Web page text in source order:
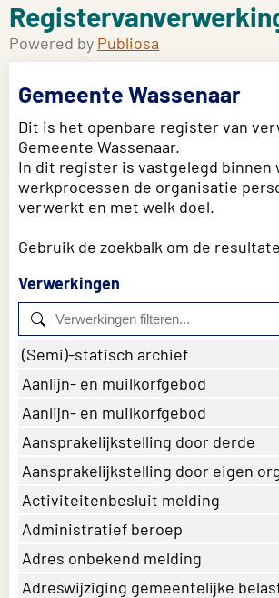
Powered by Publiosa
Gemeente Wassenaar
Dit is het openbare register van
Gemeente Wassenaar.
In dit register is vastgelegd binnen
werkprocessen de organisatie
verwerkt en met welk doel.
Gebruik de zoekbalk om de
Verwerkingen
(Semi)-statisch archief
Aanlijn- en muilkorfgebod
Aanlijn- en muilkorfgebod
Aansprakelijkstelling door derde
Aansprakelijkstelling door eigen
Activiteitenbesluit melding
Administratief beroep
Adres onbekend melding
Adreswijziging gemeentelijke